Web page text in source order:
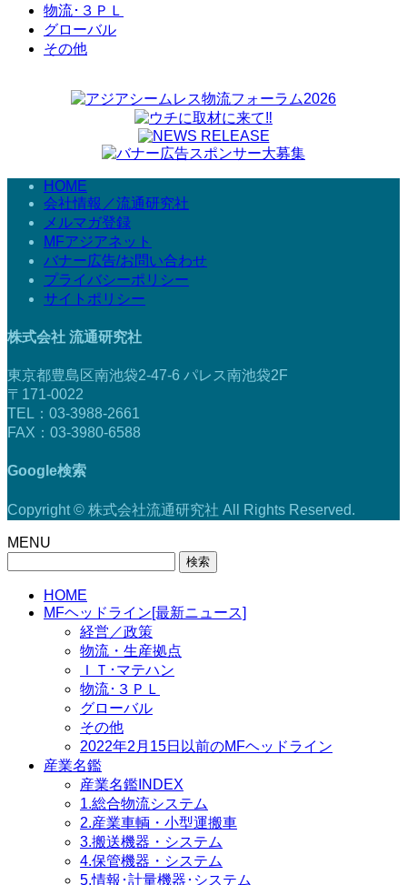
物流･３ＰＬ
グローバル
その他
HOME
会社情報／流通研究社
メルマガ登録
MFアジアネット
バナー広告/お問い合わせ
プライバシーポリシー
サイトポリシー
株式会社 流通研究社
東京都豊島区南池袋2-47-6 パレス南池袋2F
〒171-0022
TEL：03-3988-2661
FAX：03-3980-6588
Google検索
Copyright © 株式会社流通研究社 All Rights Reserved.
MENU
HOME
MFヘッドライン[最新ニュース]
経営／政策
物流・生産拠点
ＩＴ･マテハン
物流･３ＰＬ
グローバル
その他
2022年2月15日以前のMFヘッドライン
産業名鑑
産業名鑑INDEX
1.総合物流システム
2.産業車輌・小型運搬車
3.搬送機器・システム
4.保管機器・システム
5.情報･計量機器･システム